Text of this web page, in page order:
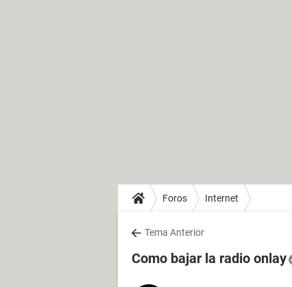
Foros Internet
Tema Anterior
Como bajar la radio onlay